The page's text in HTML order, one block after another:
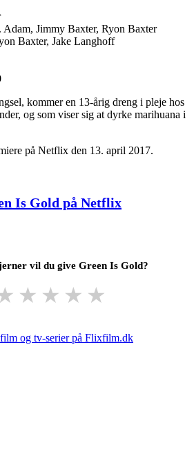
Adam, Jimmy Baxter, Ryon Baxter
Baxter, Jake Langhoff
kommer en 13-årig dreng i pleje hos
og som viser sig at dyrke marihuana i
på Netflix den 13. april 2017.
Is Gold på Netflix
vil du give Green Is Gold?
★ ★ ★ ★
og tv-serier på Flixfilm.dk